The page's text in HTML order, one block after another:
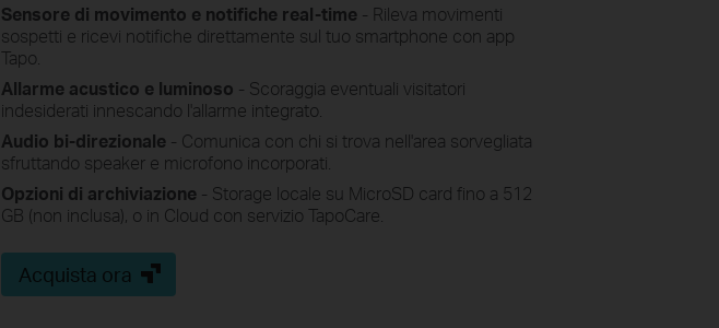
Sensore di movimento e notifiche real-time - Rileva movimenti
sospetti e ricevi notifiche direttamente sul tuo smartphone con app
Tapo.
Allarme acustico e luminoso - Scoraggia eventuali visitatori
indesiderati innescando l'allarme integrato.
Audio bi-direzionale - Comunica con chi si trova nell'area sorvegliata
sfruttando speaker e microfono incorporati.
Opzioni di archiviazione - Storage locale su MicroSD card fino a 512
GB (non inclusa), o in Cloud con servizio TapoCare.
Acquista ora